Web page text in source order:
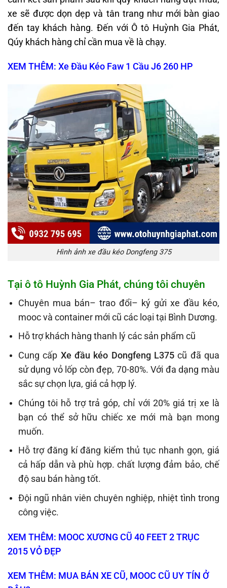
xe sẽ được dọn dẹp và tân trang như mới bàn giao
đến tay khách hàng. Đến với Ô tô Huỳnh Gia Phát,
Qúy khách hàng chỉ cần mua về là chạy.
XEM THÊM: Xe Đầu Kéo Faw 1 Cầu J6 260 HP
Hình ảnh xe đầu kéo Dongfeng 375
Tại ô tô Huỳnh Gia Phát, chúng tôi chuyên
Chuyên mua bán– trao đổi– ký gửi xe đầu kéo,
mooc và container mới cũ các loại tại Bình Dương.
Hỗ trợ khách hàng thanh lý các sản phẩm cũ
Cung cấp Xe đầu kéo Dongfeng L375cũ đã qua
sử dụng vỏ lốp còn đẹp, 70-80%. Với đa dạng màu
sắc sự chọn lựa, giá cả hợp lý.
Chúng tôi hỗ trợ trả góp, chỉ với 20% giá trị xe là
bạn có thể sở hữu chiếc xe mới mà bạn mong
muốn.
Hỗ trợ đăng kí đăng kiểm thủ tục nhanh gọn, giá
cả hấp dẫn và phù hợp. chất lượng đảm bảo, chế
độ sau bán hàng tốt.
Đội ngũ nhân viên chuyên nghiệp, nhiệt tình trong
công việc.
XEM THÊM: MOOC XƯƠNG CŨ 40 FEET 2 TRỤC
2015 VỎ ĐẸP
XEM THÊM: MUA BÁN XE CŨ, MOOC CŨ UY TÍN Ở